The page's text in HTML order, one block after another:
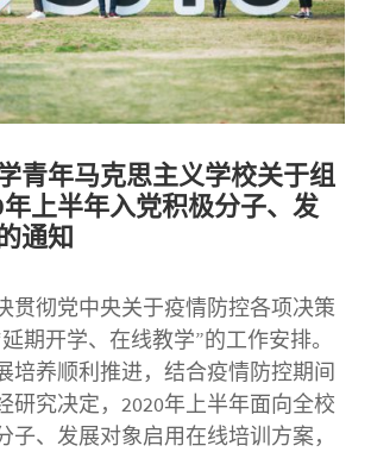
青年马克思主义学校关于组
上半年入党积极分子、发
通知
贯彻党中央关于疫情防控各项决策
期开学、在线教学”的工作安排。
培养顺利推进，结合疫情防控期间
研究决定，2020年上半年面向全校
子、发展对象启用在线培训方案，